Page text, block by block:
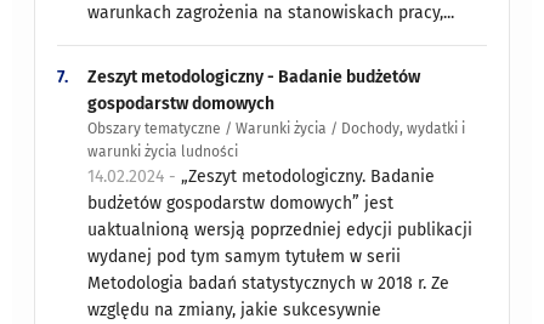
warunkach zagrożenia na stanowiskach pracy,...
7.
Zeszyt metodologiczny - Badanie budżetów
gospodarstw domowych
Obszary tematyczne / Warunki życia / Dochody, wydatki i
warunki życia ludności
14.02.2024 -„Zeszyt metodologiczny. Badanie
budżetów gospodarstw domowych” jest
uaktualnioną wersją poprzedniej edycji publikacji
wydanej pod tym samym tytułem w serii
Metodologia badań statystycznych w 2018 r. Ze
względu na zmiany, jakie sukcesywnie